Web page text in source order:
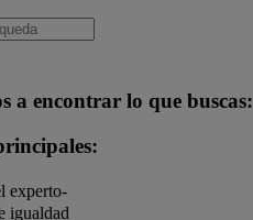
a encontrar lo que buscas:
experto-
igualdad